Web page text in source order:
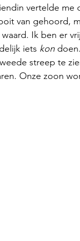
vertelde me
van gehoord,
Ik ben er
iets kon
streep te
Onze zoon